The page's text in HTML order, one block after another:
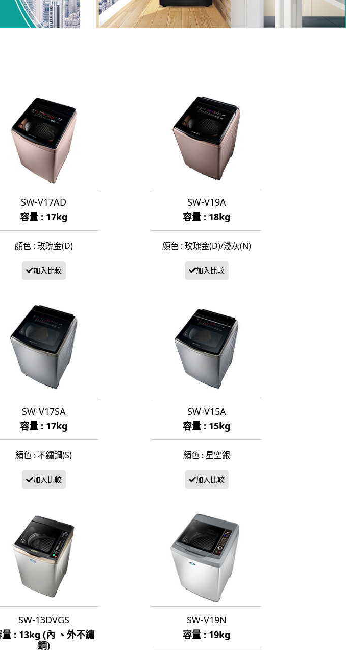
SW-V17AD
容量 : 17kg
顏色 : 玫瑰金(D)
SW-V19A
容量 : 18kg
顏色 : 玫瑰金(D)/淺灰(N)
SW-V17SA
容量 : 17kg
顏色 : 不鏽鋼(S)
SW-V15A
容量 : 15kg
顏色 : 星空銀
SW-13DVGS
量 : 13kg (內 、外不鏽
鋼)
SW-V19N
容量 : 19kg